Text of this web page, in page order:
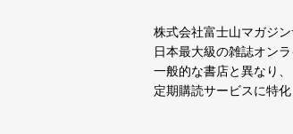
個人情報
当社は
の状態を
株式会社富士山マガジン
日本最大級の雑誌オンラ
一般的な書店と異なり、
定期購読サービスに特化